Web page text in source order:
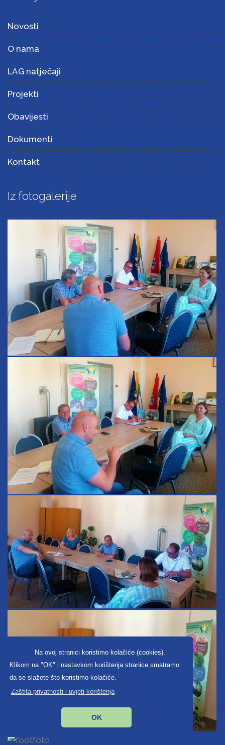
Na ovoj stranici koristimo kolačiće (cookies).
Klikom na "OK" i nastavkom korištenja stranice smatramo
da se slažete što koristimo kolačiće.
Zaštita privatnosti i uvjeti korištenja
OK
Novosti
O nama
LAG natječaji
Projekti
Obavijesti
Dokumenti
Kontakt
Iz fotogalerije